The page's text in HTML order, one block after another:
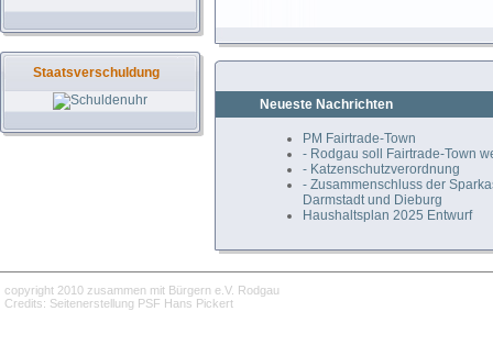
Staatsverschuldung
Neueste Nachrichten
PM Fairtrade-Town
- Rodgau soll Fairtrade-Town
- Katzenschutzverordnung
- Zusammenschluss der
Darmstadt und Dieburg
Haushaltsplan 2025 Entwurf
copyright 2010 zusammen mit Bürgern e.V. Rodgau
Credits: Seitenerstellung PSF Hans Pickert